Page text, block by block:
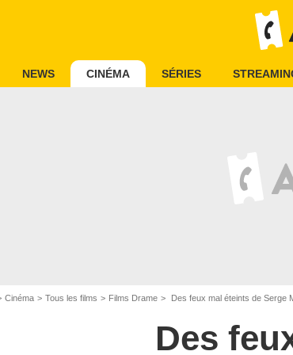
NEWS CINÉMA SÉRIES
Cinéma Tous les films Films Drame Des feux mal éteints de Serge
Des